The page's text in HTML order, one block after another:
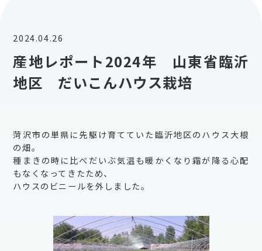
2024.04.26
産地レポート2024年 山東省臨沂
地区 だいこんハウス栽培
菏沢市の単県に先駆け育てていた臨沂地区のハウス大根
の畑。
種まきの時に比べだいぶ気温も暖かくなり霜が降る心配
もなくなってきたため、
ハウスのビニールを外しました。